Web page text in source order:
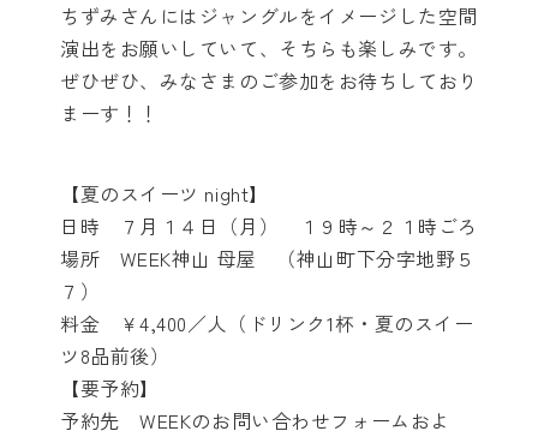
ちずみさんにはジャングルをイメージした空間
演出をお願いしていて、そちらも楽しみです。
ぜひぜひ、みなさまのご参加をお待ちしており
まーす！！
【夏のスイーツ night】
日時 ７月１４日（月） １９時～２１時ごろ
場所 WEEK神山 母屋 （神山町下分字地野５
７）
料金 ￥4,400／人（ドリンク1杯・夏のスイー
ツ8品前後）
【要予約】
予約先 WEEKのお問い合わせフォームおよ